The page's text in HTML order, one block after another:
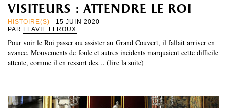
visiteurs : attendre le roi
HISTOIRE(S) - 15 JUIN 2020
PAR FLAVIE LEROUX
Pour voir le Roi passer ou assister au Grand Couvert, il fallait arriver en
avance. Mouvements de foule et autres incidents marquaient cette difficile
attente, comme il en ressort des… (lire la suite)